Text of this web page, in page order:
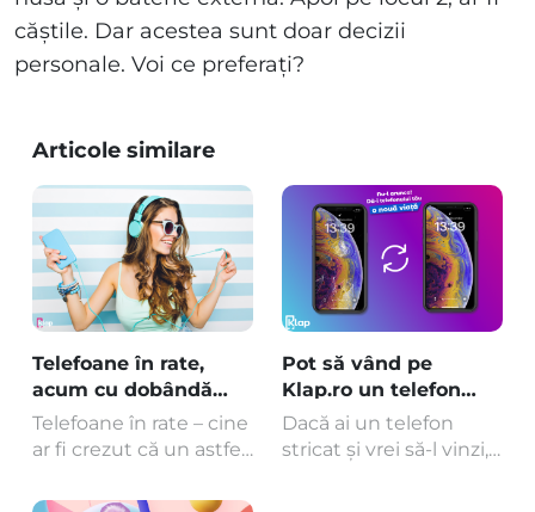
căștile. Dar acestea sunt doar decizii
personale. Voi ce preferați?
Articole similare
Telefoane în rate,
acum cu dobândă
zero, la creditul
online
Telefoane în rate – cine
ar fi crezut că un astfel
mai ales când vorbim
Pot să vând pe
Klap.ro un telefon
stricat?
Dacă ai un telefon
stricat și vrei să-l vinzi,